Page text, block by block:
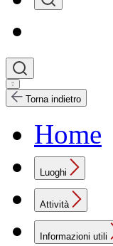
Torna indietro
Home
Luoghi
Attività
Informazioni utili